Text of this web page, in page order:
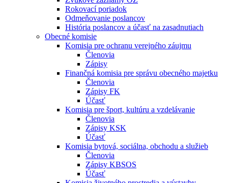
Rokovací poriadok
Odmeňovanie poslancov
História poslancov a účasť na zasadnutiach
Obecné komisie
Komisia pre ochranu verejného záujmu
Členovia
Zápisy
Finančná komisia pre správu obecného majetku
Členovia
Zápisy FK
Účasť
Komisia pre šport, kultúru a vzdelávanie
Členovia
Zápisy KSK
Účasť
Komisia bytová, sociálna, obchodu a služieb
Členovia
Zápisy KBSOS
Účasť